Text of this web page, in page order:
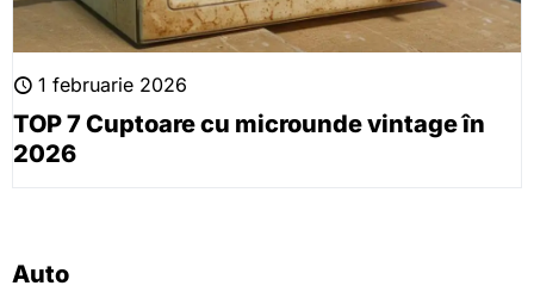
1 februarie 2026
TOP 7 Cuptoare cu microunde vintage în
2026
Auto